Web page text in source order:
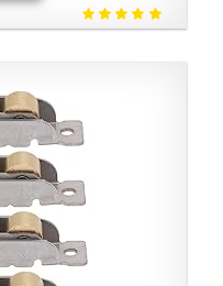
Puertas